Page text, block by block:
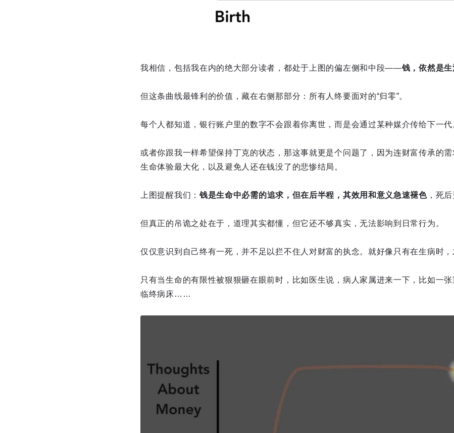
我相信，包括我在内的绝大部分读者，都处于上图的偏左侧和中段——钱，依然是生
但这条曲线最锋利的价值，藏在右侧那部分：所有人终要面对的“归零”。
每个人都知道，银行账户里的数字不会跟着你离世，而是会通过某种媒介传给下一代
或者你跟我一样希望保持丁克的状态，那这事就更是个问题了，因为连财富传承的
生命体验最大化，以及避免人还在钱没了的悲惨结局。
上图提醒我们： 钱是生命中必需的追求，但在后半程，其效用和意义急速褪色，死后
但真正的吊诡之处在于，道理其实都懂，但它还不够真实，无法影响到日常行为。
仅仅意识到自己终有一死，并不足以拦不住人对财富的执念。就好像只有在生病时，
只有当生命的有限性被狠狠砸在眼前时，比如医生说，病人家属进来一下，比如一
临终病床……